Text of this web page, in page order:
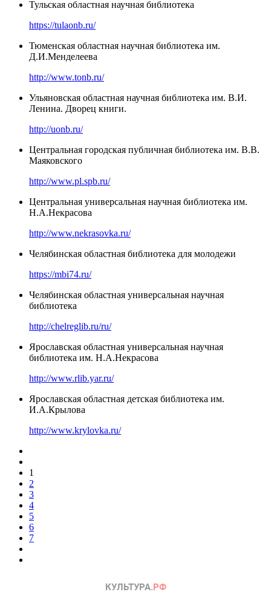
Тульская областная научная библиотека
https://tulaonb.ru/
Тюменская областная научная библиотека им.
Д.И.Менделеева
http://www.tonb.ru/
Ульяновская областная научная библиотека им. В.И.
Ленина. Дворец книги.
http://uonb.ru/
Центральная городская публичная библиотека им. В.В.
Маяковского
http://www.pl.spb.ru/
Центральная универсальная научная библиотека им.
Н.А.Некрасова
http://www.nekrasovka.ru/
Челябинская областная библиотека для молодежи
https://mbi74.ru/
Челябинская областная универсальная научная
библиотека
http://chelreglib.ru/ru/
Ярославская областная универсальная научная
библиотека им. Н.А.Некрасова
http://www.rlib.yar.ru/
Ярославская областная детская библиотека им.
И.А.Крылова
http://www.krylovka.ru/
1
2
3
4
5
6
7